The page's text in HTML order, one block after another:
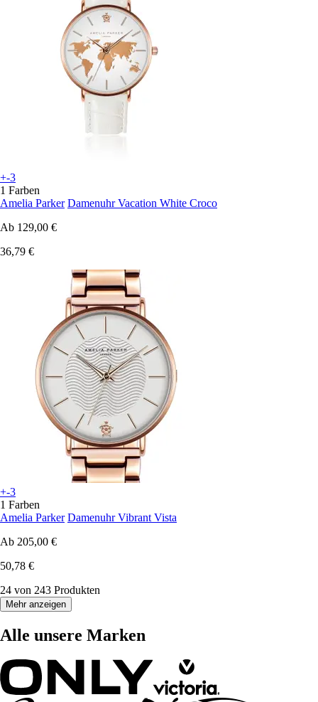
+-3
1 Farben
Amelia Parker Damenuhr Vacation White Croco
Ab 129,00 €
36,79 €
+-3
1 Farben
Amelia Parker Damenuhr Vibrant Vista
Ab 205,00 €
50,78 €
24 von 243 Produkten
Mehr anzeigen
Alle unsere Marken